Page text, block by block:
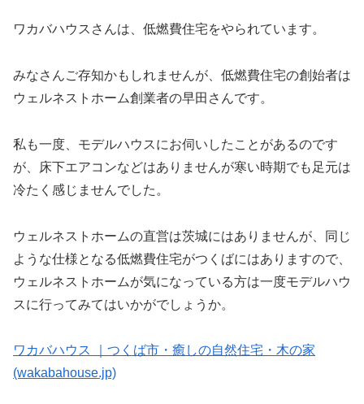
ワカバハウスさんは、低燃費住宅をやられています。
みなさんご存知かもしれませんが、低燃費住宅の創始者は
ウェルネストホーム創業者の早田さんです。
私も一度、モデルハウスにお伺いしたことがあるのです
が、床下エアコンなどはありませんが寒い時期でも足元は
冷たく感じませんでした。
ウェルネストホームの直営は茨城にはありませんが、同じ
ような仕様となる低燃費住宅がつくばにはありますので、
ウェルネストホームが気になっている方は一度モデルハウ
スに行ってみてはいかがでしょうか。
ワカバハウス ｜つくば市・癒しの自然住宅・木の家
(wakabahouse.jp)